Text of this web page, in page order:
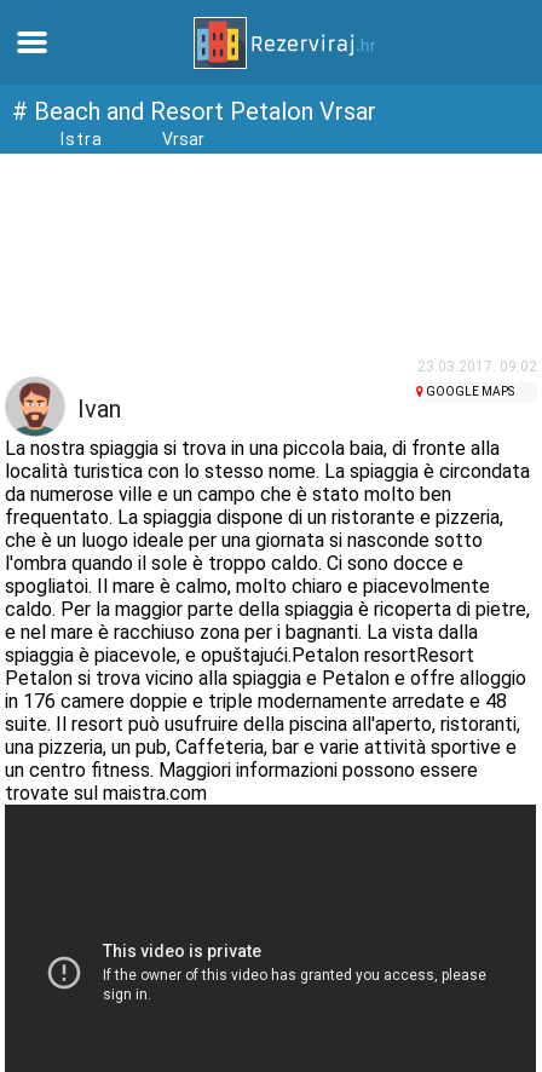
Casa
webcams
Incontra Croazia
musei
# Beach and Resort Petalon Vrsar
Istra Vrsar
23.03.2017. 09:02
Ivan
GOOGLE MAPS
La nostra spiaggia si trova in una piccola baia, di fronte alla
località turistica con lo stesso nome. La spiaggia è circondata
da numerose ville e un campo che è stato molto ben
frequentato. La spiaggia dispone di un ristorante e pizzeria,
che è un luogo ideale per una giornata si nasconde sotto
l'ombra quando il sole è troppo caldo. Ci sono docce e
spogliatoi. Il mare è calmo, molto chiaro e piacevolmente
caldo. Per la maggior parte della spiaggia è ricoperta di pietre,
e nel mare è racchiuso zona per i bagnanti. La vista dalla
spiaggia è piacevole, e opuštajući.Petalon resortResort
Petalon si trova vicino alla spiaggia e Petalon e offre alloggio
in 176 camere doppie e triple modernamente arredate e 48
suite. Il resort può usufruire della piscina all'aperto, ristoranti,
una pizzeria, un pub, Caffeteria, bar e varie attività sportive e
un centro fitness. Maggiori informazioni possono essere
trovate sul maistra.com